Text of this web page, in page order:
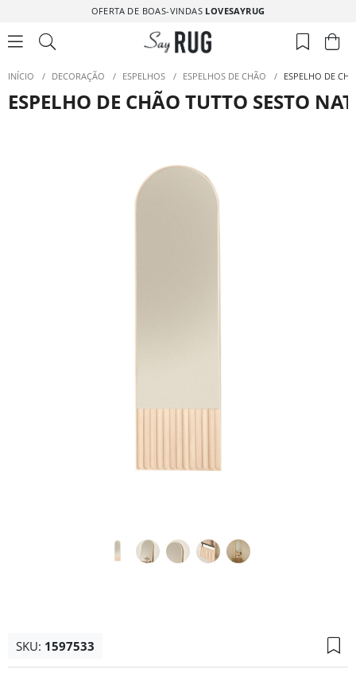
OFERTA DE BOAS-VINDAS LOVESAYRUG
INÍCIO / DECORAÇÃO / ESPELHOS / ESPELHOS DE CHÃO / ESPELHO DE
ESPELHO DE CHÃO TUTTO SESTO
SKU: 1597533